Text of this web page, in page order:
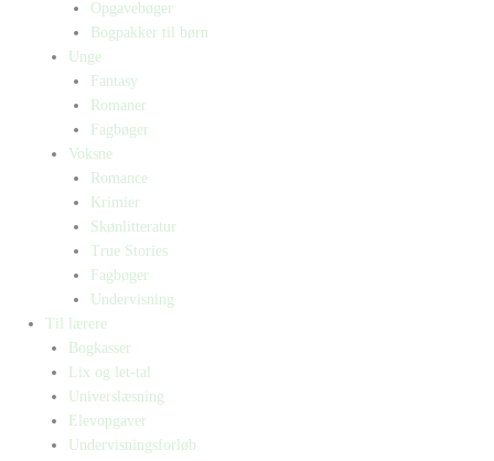
Opgavebøger
Bogpakker til børn
Unge
Fantasy
Romaner
Fagbøger
Voksne
Romance
Krimier
Skønlitteratur
True Stories
Fagbøger
Undervisning
Til lærere
Bogkasser
Lix og let-tal
Universlæsning
Elevopgaver
Undervisningsforløb